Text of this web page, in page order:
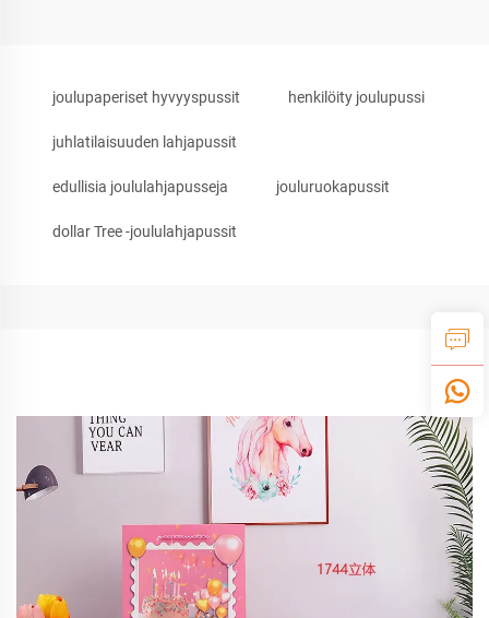
joulupaperiset hyvyyspussit henkilöity joulupussi
juhlatilaisuuden lahjapussit
edullisia joululahjapusseja jouluruokapussit
dollar Tree -joululahjapussit